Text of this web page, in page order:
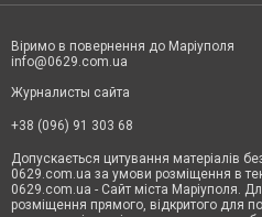
Віримо в повернення до Маріуполя
info@0629.com.ua
Журналисты сайта
+38 (096) 91 303 68
Допускається цитування матеріалів
0629.com.ua за умови розміщення в
0629.com.ua - Сайт міста Маріуполя.
розміщення прямого, відкритого для